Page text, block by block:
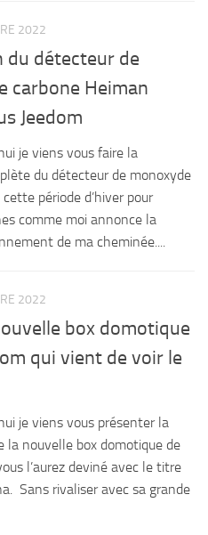
2022
du détecteur de
carbone Heiman
Jeedom
je viens vous faire la
du détecteur de monoxyde
période d’hiver pour
comme moi annonce la
de ma cheminée....
2022
box domotique
qui vient de voir le
je viens vous présenter la
la nouvelle box domotique de
l’aurez deviné avec le titre
Sans rivaliser avec sa grande